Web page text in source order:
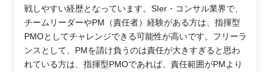
戦しやすい経歴となっています。SIer・コンサル業界で、
チームリーダーやPM（責任者）経験がある方は、指揮型
PMOとしてチャレンジできる可能性が高いです。フリーラ
ンスとして、PMを請け負うのは責任が大きすぎると思わ
れている方は、指揮型PMOであれば、責任範囲がPMより